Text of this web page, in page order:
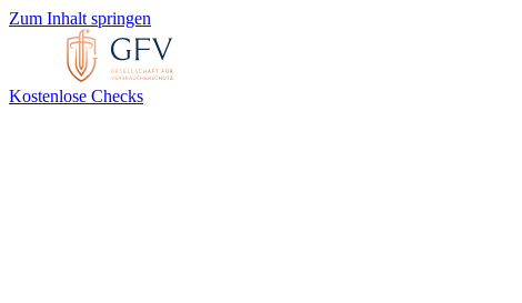
Zum Inhalt springen
Kostenlose Checks